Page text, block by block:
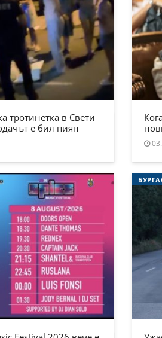
тротинетка в Свети
е бил пиян